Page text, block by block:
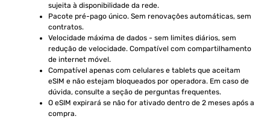
sujeita à disponibilidade da rede.
Pacote pré-pago único. Sem renovações automáticas, sem
contratos.
Velocidade máxima de dados - sem limites diários, sem
redução de velocidade. Compatível com compartilhamento
de internet móvel.
Compatível apenas com celulares e tablets que aceitam
eSIM e não estejam bloqueados por operadora. Em caso de
dúvida, consulte a seção de perguntas frequentes.
O eSIM expirará se não for ativado dentro de 2 meses após a
compra.